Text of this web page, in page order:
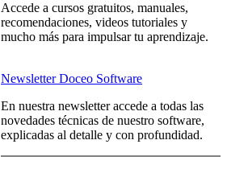
Accede a cursos gratuitos, manuales,
recomendaciones, videos tutoriales y
mucho más para impulsar tu aprendizaje.
Newsletter Doceo Software
En nuestra newsletter accede a todas las
novedades técnicas de nuestro software,
explicadas al detalle y con profundidad.